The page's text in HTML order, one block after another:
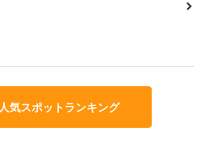
気スポットランキング